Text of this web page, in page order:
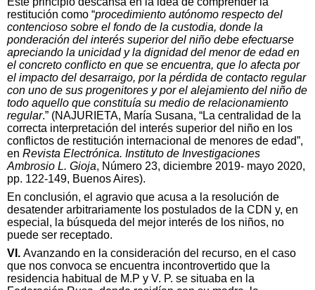
restitución como “procedimiento autónomo respecto del
contencioso sobre el fondo de la custodia, donde la
ponderación del interés superior del niño debe efectuarse
apreciando la unicidad y la dignidad del menor de edad en
el concreto conflicto en que se encuentra, que lo afecta por
el impacto del desarraigo, por la pérdida de contacto regular
con uno de sus progenitores y por el alejamiento del niño de
todo aquello que constituía su medio de relacionamiento
regular.” (NAJURIETA, María Susana, “La centralidad de la
correcta interpretación del interés superior del niño en los
conflictos de restitución internacional de menores de edad”,
en Revista Electrónica. Instituto de Investigaciones
Ambrosio L. Gioja, Número 23, diciembre 2019- mayo 2020,
pp. 122-149, Buenos Aires).
En conclusión, el agravio que acusa a la resolución de
desatender arbitrariamente los postulados de la CDN y, en
especial, la búsqueda del mejor interés de los niños, no
puede ser receptado.
VI. Avanzando en la consideración del recurso, en el caso
que nos convoca se encuentra incontrovertido que la
residencia habitual de M.P y V. P. se situaba en la